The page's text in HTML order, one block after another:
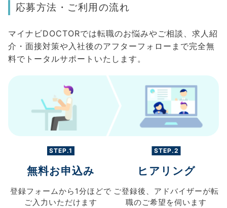
応募方法・ご利用の流れ
マイナビDOCTORでは転職のお悩みやご相談、求人紹
介・面接対策や入社後のアフターフォローまで完全無
料でトータルサポートいたします。
STEP.1
無料お申込み
登録フォームから 1分ほどで
ご入力 いただけます
STEP.2
ヒアリング
ご登録後、 アドバイザーが転
職のご希望を伺います